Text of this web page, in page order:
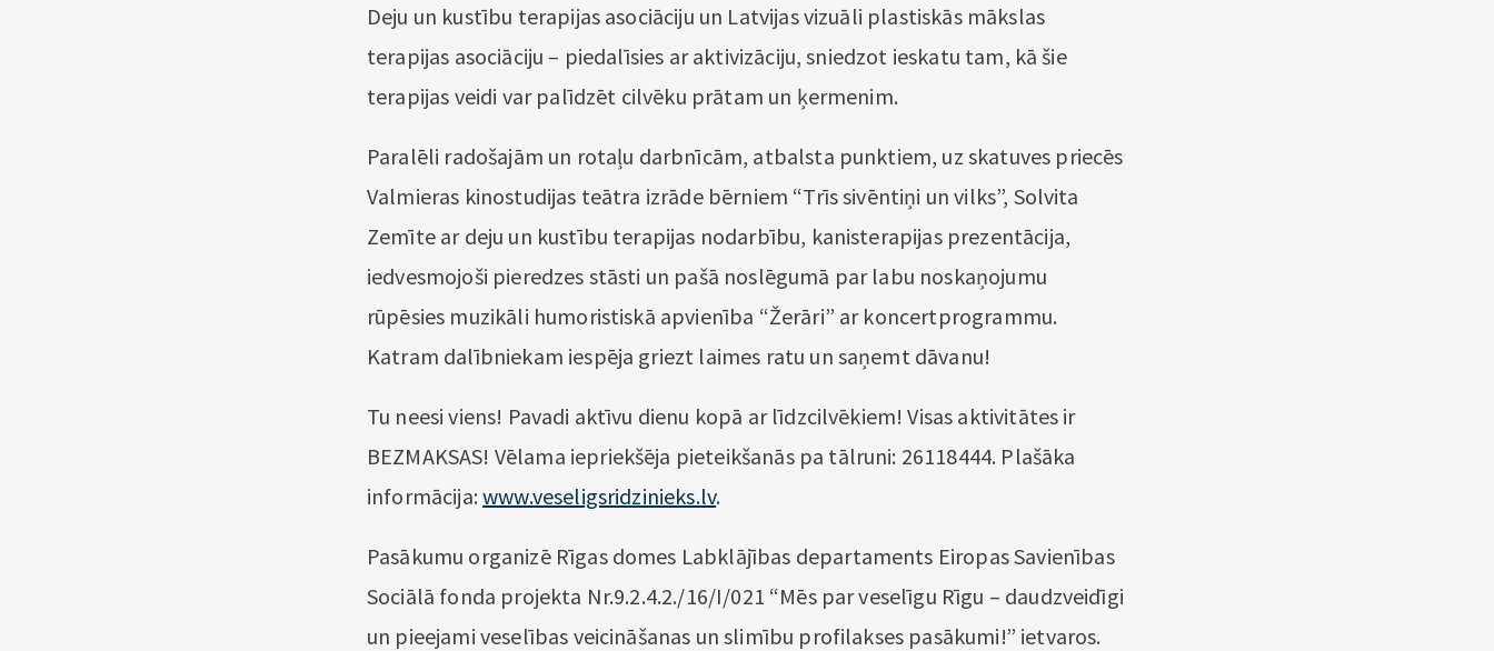
Deju un kustību terapijas asociāciju un Latvijas vizuāli plastiskās mākslas
terapijas asociāciju – piedalīsies ar aktivizāciju, sniedzot ieskatu tam, kā šie
terapijas veidi var palīdzēt cilvēku prātam un ķermenim.
Paralēli radošajām un rotaļu darbnīcām, atbalsta punktiem, uz skatuves priecēs
Valmieras kinostudijas teātra izrāde bērniem “Trīs sivēntiņi un vilks”, Solvita
Zemīte ar deju un kustību terapijas nodarbību, kanisterapijas prezentācija,
iedvesmojoši pieredzes stāsti un pašā noslēgumā par labu noskaņojumu
rūpēsies muzikāli humoristiskā apvienība “Žerāri” ar koncertprogrammu.
Katram dalībniekam iespēja griezt laimes ratu un saņemt dāvanu!
Tu neesi viens! Pavadi aktīvu dienu kopā ar līdzcilvēkiem! Visas aktivitātes ir
BEZMAKSAS! Vēlama iepriekšēja pieteikšanās pa tālruni: 26118444. Plašāka
informācija:www.veseligsridzinieks.lv.
Pasākumu organizē Rīgas domes Labklājības departaments Eiropas Savienības
Sociālā fonda projekta Nr.9.2.4.2./16/I/021 “Mēs par veselīgu Rīgu – daudzveidīgi
un pieejami veselības veicināšanas un slimību profilakses pasākumi!” ietvaros.